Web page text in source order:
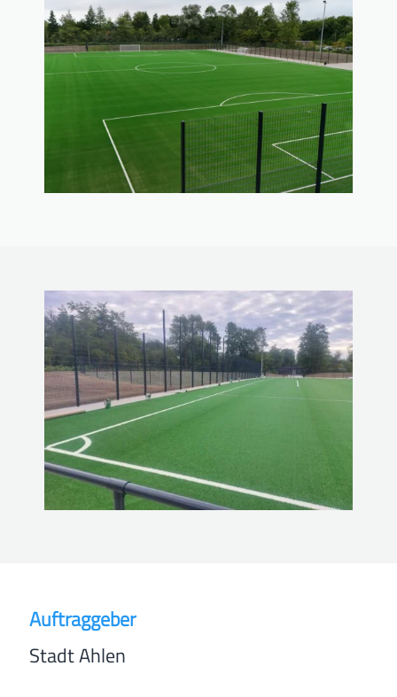
Auftraggeber
Stadt Ahlen